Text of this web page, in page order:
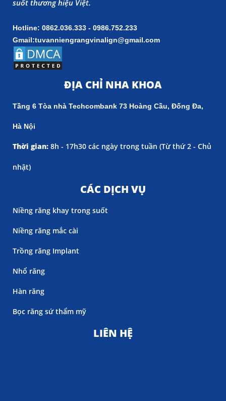
suốt thương hiệu Việt.
Hotline: 0862.036.333 - 0986.752.233
Gmail:tuvanniengrangvinalign@gmail.com
ĐỊA CHỈ NHA KHOA
Tầng 6 Tòa nhà Techcombank 73 Hoàng Cầu, Đống Đa,
Hà Nội
Thời gian: 8h - 17h30 các ngày trong tuần (Từ thứ 2 - Chủ
nhật)
CÁC DỊCH VỤ
Niềng răng khay trong suốt
Niềng răng mắc cài
Trồng răng Implant
Nhổ răng
Hàn răng
Bọc răng sứ thẩm mỹ
LIÊN HỆ